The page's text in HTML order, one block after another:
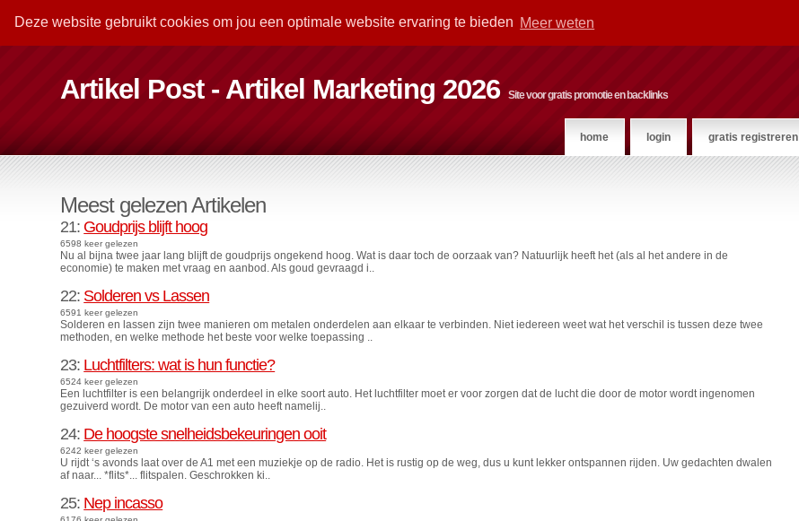
Deze website gebruikt cookies om jou een optimale website ervaring te bieden Meer weten
Artikel Post - Artikel Marketing 2026 Site voor gratis promotie en backlinks
home login gratis registreren
Meest gelezen Artikelen
21: Goudprijs blijft hoog
6598 keer gelezen
Nu al bijna twee jaar lang blijft de goudprijs ongekend hoog. Wat is daar toch de oorzaak van? Natuurlijk heeft het (als al het andere in de
economie) te maken met vraag en aanbod. Als goud gevraagd i..
22: Solderen vs Lassen
6591 keer gelezen
Solderen en lassen zijn twee manieren om metalen onderdelen aan elkaar te verbinden. Niet iedereen weet wat het verschil is tussen deze twee
methoden, en welke methode het beste voor welke toepassing ..
23: Luchtfilters: wat is hun functie?
6524 keer gelezen
Een luchtfilter is een belangrijk onderdeel in elke soort auto. Het luchtfilter moet er voor zorgen dat de lucht die door de motor wordt ingenomen
gezuiverd wordt. De motor van een auto heeft namelij..
24: De hoogste snelheidsbekeuringen ooit
6242 keer gelezen
U rijdt ‘s avonds laat over de A1 met een muziekje op de radio. Het is rustig op de weg, dus u kunt lekker ontspannen rijden. Uw gedachten dwalen
af naar... *flits*... flitspalen. Geschrokken ki..
25: Nep incasso